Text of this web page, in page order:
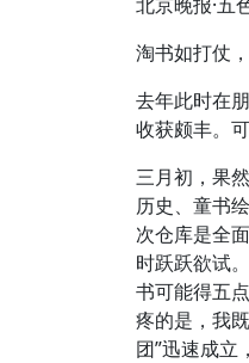
淘书如打仗
去年此时在
收获颇丰。
三月初，果
历史、童书
次仓库是全
时跃跃欲试
书可能得五
疼的是，我
团”迅速成立